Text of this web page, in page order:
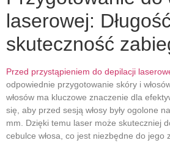
laserowej:
skuteczność
Przed przystąpieniem do depilacji
odpowiednie przygotowanie skóry i
włosów ma kluczowe znaczenie dla
się, aby przed sesją włosy były ogolone
mm. Dzięki temu laser może skuteczniej
cebulce włosa, co jest niezbędne do jego